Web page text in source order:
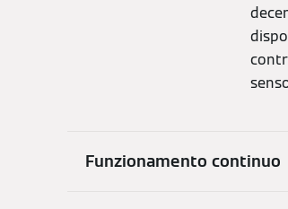
Funzionamento continuo